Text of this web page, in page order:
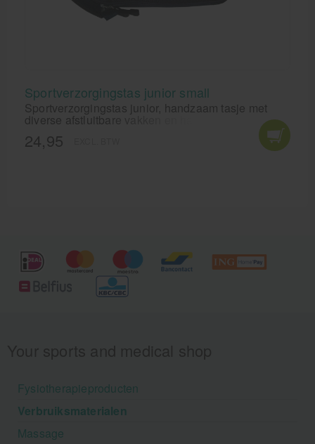
Sportverzorgingstas junior small
Sportverzorgingstas junior, handzaam tasje met
diverse afstluitbare vakken en handige draagband.
noodzakelijke producten bij de hand als er
24,95
Fysiotherapieproducten
Verbruiksmaterialen
Massage